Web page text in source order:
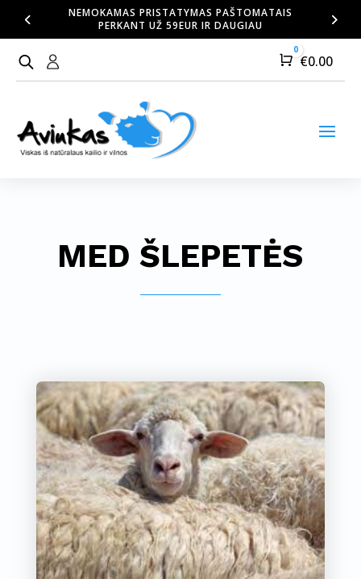
NEMOKAMAS PRISTATYMAS PAŠTOMATAIS
PERKANT UŽ 59EUR IR DAUGIAU
Cart
0
€0.00
MED ŠLEPETĖS